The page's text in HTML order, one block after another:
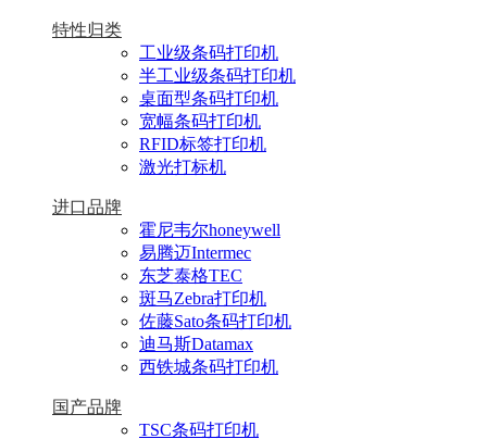
特性归类
工业级条码打印机
半工业级条码打印机
桌面型条码打印机
宽幅条码打印机
RFID标签打印机
激光打标机
进口品牌
霍尼韦尔honeywell
易腾迈Intermec
东芝泰格TEC
斑马Zebra打印机
佐藤Sato条码打印机
迪马斯Datamax
西铁城条码打印机
国产品牌
TSC条码打印机